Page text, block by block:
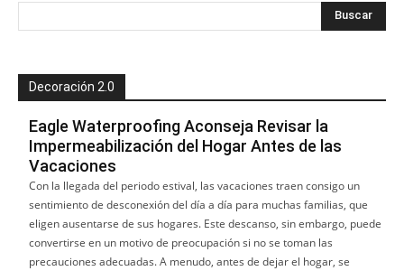
Decoración 2.0
Eagle Waterproofing Aconseja Revisar la
Impermeabilización del Hogar Antes de las
Vacaciones
Con la llegada del periodo estival, las vacaciones traen consigo un
sentimiento de desconexión del día a día para muchas familias, que
eligen ausentarse de sus hogares. Este descanso, sin embargo, puede
convertirse en un motivo de preocupación si no se toman las
precauciones adecuadas. A menudo, antes de dejar el hogar, se